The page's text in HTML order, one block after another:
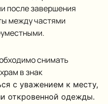
после завершения
между частями
снимать
в знак
с уважением к месту,
откровенной одежды.